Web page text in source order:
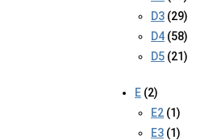
D3 (29)
D4 (58)
D5 (21)
E (2)
E2 (1)
E3 (1)